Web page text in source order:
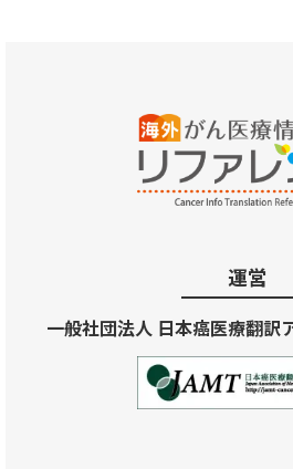
運営
一般社団法人 日本癌医療翻訳